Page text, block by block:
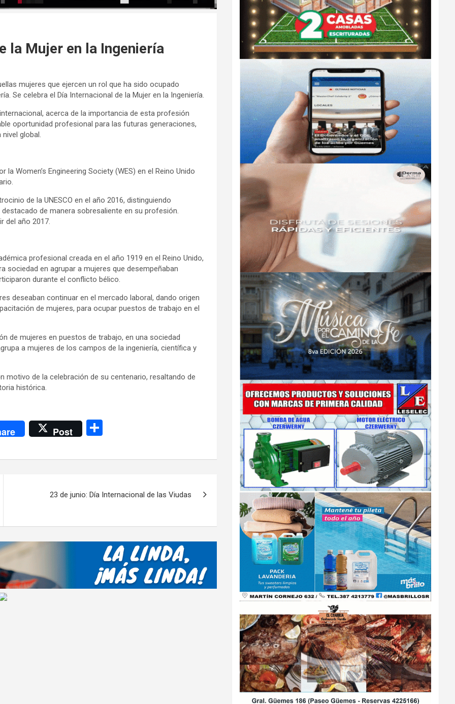
la Mujer en la Ingeniería
mujeres que ejercen un rol que ha sido ocupado
Se celebra el Día Internacional de la Mujer en la Ingeniería.
acerca de la importancia de esta profesión
oportunidad profesional para las futuras generaciones,
global.
Women’s Engineering Society (WES) en el Reino Unido
de la UNESCO en el año 2016, distinguiendo
de manera sobresaliente en su profesión.
del año 2017.
profesional creada en el año 1919 en el Reino Unido,
sociedad en agrupar a mujeres que desempeñaban
durante el conflicto bélico.
deseaban continuar en el mercado laboral, dando origen
de mujeres, para ocupar puestos de trabajo en el
de mujeres en puestos de trabajo, en una sociedad
a mujeres de los campos de la ingeniería, científica y
motivo de la celebración de su centenario, resaltando de
histórica.
Post
m
ar
23 de junio: Día Internacional de las Viudas